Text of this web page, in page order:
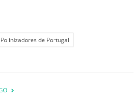
Polinizadores de Portugal
Náutico de Monsaraz recebe